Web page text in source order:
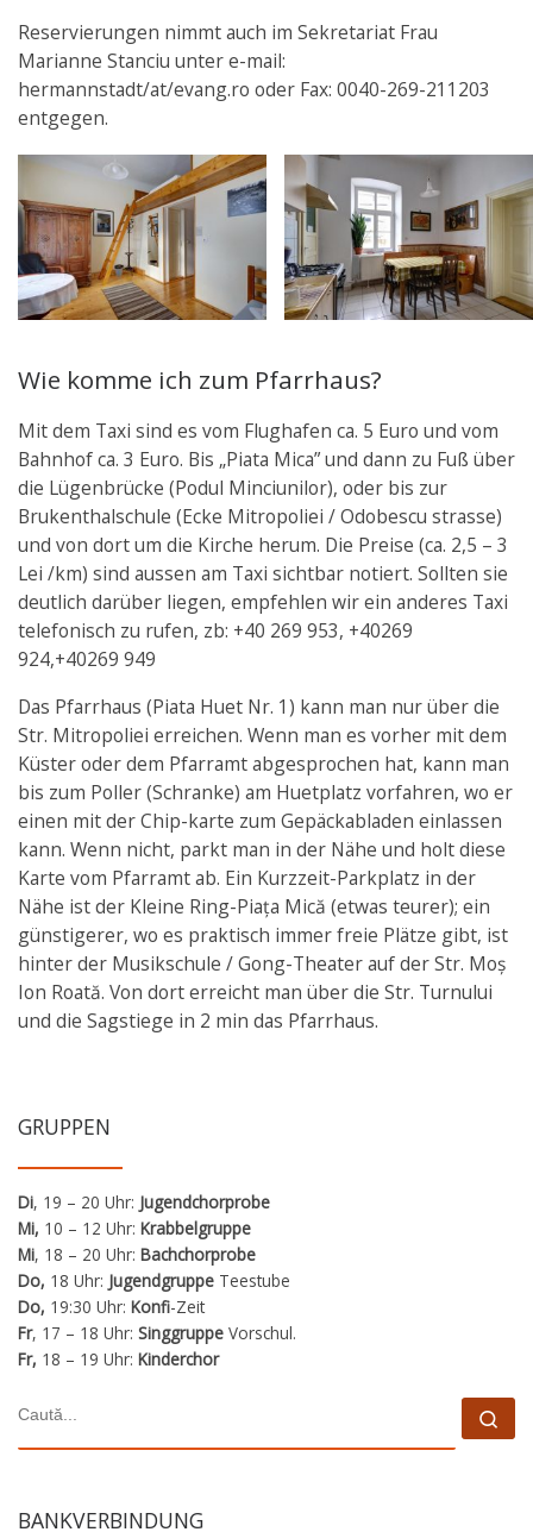
Reservierungen nimmt auch im Sekretariat Frau
Marianne Stanciu unter e-mail:
hermannstadt/at/evang.ro oder Fax: 0040-269-211203
entgegen.
Wie komme ich zum Pfarrhaus?
Mit dem Taxi sind es vom Flughafen ca. 5 Euro und vom
Bahnhof ca. 3 Euro. Bis „Piata Mica” und dann zu Fuß über
die Lügenbrücke (Podul Minciunilor), oder bis zur
Brukenthalschule (Ecke Mitropoliei / Odobescu strasse)
und von dort um die Kirche herum. Die Preise (ca. 2,5 – 3
Lei /km) sind aussen am Taxi sichtbar notiert. Sollten sie
deutlich darüber liegen, empfehlen wir ein anderes Taxi
telefonisch zu rufen, zb: +40 269 953, +40269
924,+40269 949
Das Pfarrhaus (Piata Huet Nr. 1) kann man nur über die
Str. Mitropoliei erreichen. Wenn man es vorher mit dem
Küster oder dem Pfarramt abgesprochen hat, kann man
bis zum Poller (Schranke) am Huetplatz vorfahren, wo er
einen mit der Chip-karte zum Gepäckabladen einlassen
kann. Wenn nicht, parkt man in der Nähe und holt diese
Karte vom Pfarramt ab. Ein Kurzzeit-Parkplatz in der
Nähe ist der Kleine Ring-Piața Mică (etwas teurer); ein
günstigerer, wo es praktisch immer freie Plätze gibt, ist
hinter der Musikschule / Gong-Theater auf der Str. Moș
Ion Roată. Von dort erreicht man über die Str. Turnului
und die Sagstiege in 2 min das Pfarrhaus.
GRUPPEN
Di, 19 – 20 Uhr: Jugendchorprobe
Mi, 10 – 12 Uhr: Krabbelgruppe
Mi, 18 – 20 Uhr: Bachchorprobe
Do, 18 Uhr: Jugendgruppe Teestube
Do, 19:30 Uhr: Konfi-Zeit
Fr, 17 – 18 Uhr: Singgruppe Vorschul.
Fr, 18 – 19 Uhr: Kinderchor
CĂUTARE
BANKVERBINDUNG